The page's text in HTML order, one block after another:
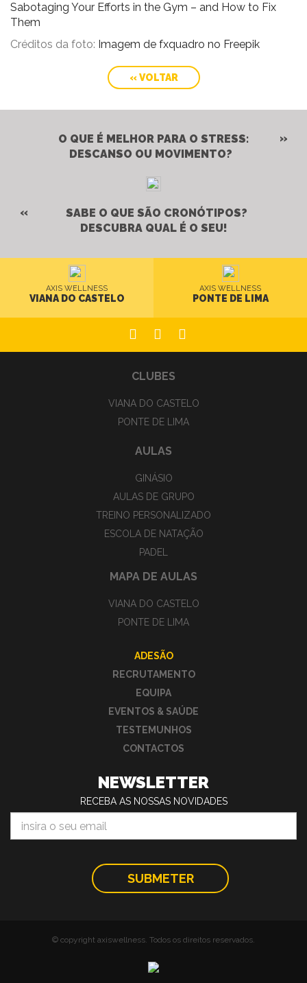
Sabotaging Your Efforts in the Gym – and How to Fix
Them
Créditos da foto: Imagem de fxquadro no Freepik
« VOLTAR
O QUE É MELHOR PARA O STRESS:
DESCANSO OU MOVIMENTO?
SABE O QUE SÃO CRONÓTIPOS?
DESCUBRA QUAL É O SEU!
AXIS WELLNESS
VIANA DO CASTELO
AXIS WELLNESS
PONTE DE LIMA
CLUBES
VIANA DO CASTELO
PONTE DE LIMA
AULAS
GINÁSIO
AULAS DE GRUPO
TREINO PERSONALIZADO
ESCOLA DE NATAÇÃO
PADEL
MAPA DE AULAS
VIANA DO CASTELO
PONTE DE LIMA
ADESÃO
RECRUTAMENTO
EQUIPA
EVENTOS & SAÚDE
TESTEMUNHOS
CONTACTOS
NEWSLETTER
RECEBA AS NOSSAS NOVIDADES
© copyright axiswellness. Todos os direitos reservados.